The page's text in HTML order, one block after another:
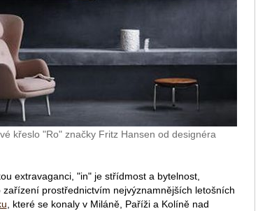
křeslo "Ro" značky Fritz Hansen od designéra
extravaganci, "in" je střídmost a bytelnost,
prostřednictvím nejvýznamnějších letošních
, které se konaly v Miláně, Paříži a Kolíně nad